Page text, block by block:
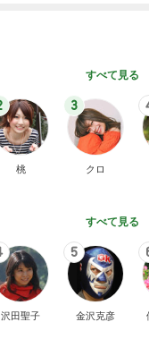
すべて見る
桃
3
クロ
すべて見る
沢田聖子
5
金沢克彦